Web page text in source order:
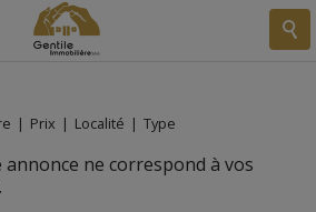
| Prix | Localité | Type
ne correspond à vos